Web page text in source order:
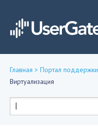
Вы
здесь
Главная > Портал поддержки
Виртуализация